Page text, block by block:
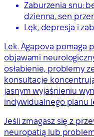
Zaburzenia snu:
dzienna, sen
Lęk, depresja i
Lek. Agapova pomaga
objawami
osłabienie, problemy
konsultacje
jasnym wyjaśnieniu
indywidualnego planu
Jeśli zmagasz się z
neuropatią lub